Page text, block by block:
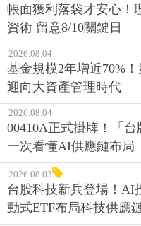
帳面獲利落袋才安心！
資術 留意8/10關鍵日
2026.08.04
基金規模2年增近70%
迎向大資產管理時代
2026.08.04
00410A正式掛牌！「
一次看懂AI供應鏈布局
2026.08.03
台股科技新兵登場！AI
動式ETF布局科技供應